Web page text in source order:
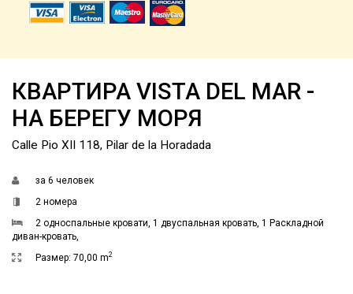
КВАРТИРА VISTA DEL MAR -
НА БЕРЕГУ МОРЯ
Calle Pio XII 118, Pilar de la Horadada
за 6 человек
2 номера
2 односпальные кровати, 1 двуспальная кровать, 1 Раскладной
диван-кровать,
Размер: 70,00 m2